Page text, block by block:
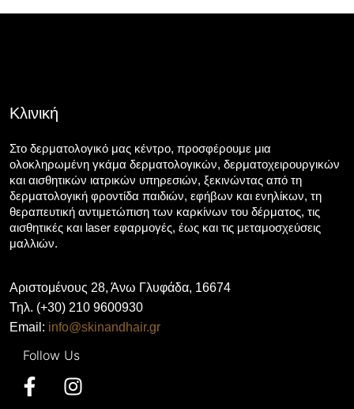
Κλινική
Στο δερματολογικό μας κέντρο, προσφέρουμε μια
ολοκληρωμένη γκάμα δερματολογικών, δερματοχειρουργικών
και αισθητικών ιατρικών υπηρεσιών, ξεκινώντας από τη
δερματολογική φροντίδα παιδιών, εφήβων και ενηλίκων, τη
θεραπευτική αντιμετώπιση των καρκίνων του δέρματος, τις
αισθητικές και laser εφαρμογές, έως και τις μεταμοσχεύσεις
μαλλιών.
Αριστομένους 28, Άνω Γλυφάδα, 16674
Τηλ. (+30) 210 9600930
Email: info@skinandhair.gr